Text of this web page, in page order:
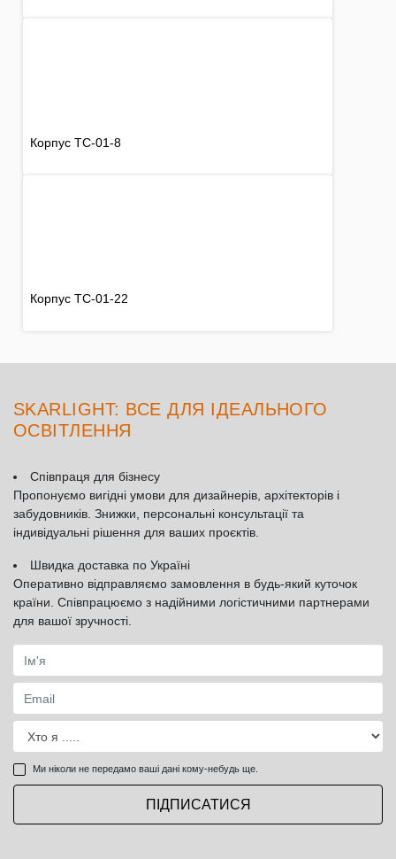
Корпус TC-01-8
Корпус TC-01-22
SKARLIGHT: ВСЕ ДЛЯ ІДЕАЛЬНОГО
ОСВІТЛЕННЯ
Співпраця для бізнесу
Пропонуємо вигідні умови для дизайнерів, архітекторів і
забудовників. Знижки, персональні консультації та
індивідуальні рішення для ваших проєктів.
Швидка доставка по Україні
Оперативно відправляємо замовлення в будь-який куточок
країни. Співпрацюємо з надійними логістичними партнерами
для вашої зручності.
Ми ніколи не передамо ваші дані кому-небудь ще.
ПІДПИСАТИСЯ